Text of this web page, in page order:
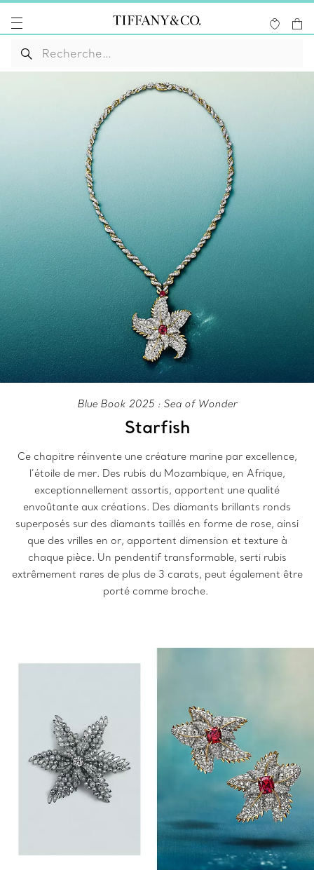
Blue Book 2025 : Sea of Wonder
Starfish
Ce chapitre réinvente une créature marine par excellence,
l’étoile de mer. Des rubis du Mozambique, en Afrique,
exceptionnellement assortis, apportent une qualité
envoûtante aux créations. Des diamants brillants ronds
superposés sur des diamants taillés en forme de rose, ainsi
que des vrilles en or, apportent dimension et texture à
chaque pièce. Un pendentif transformable, serti rubis
extrêmement rares de plus de 3 carats, peut également être
porté comme broche.